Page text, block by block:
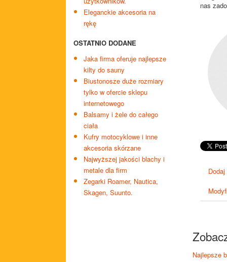
Eleganckie akcesoria na
rękę
OSTATNIO DODANE
Jaka firma oferuje najlepsze
kilty do sauny
Biustonosze duże rozmiary
tylko w ofercie sklepu
internetowego
Balsamy i żele do całego
ciała
Kufry motocyklowe i inne
akcesoria skórzane
Najwyższej jakości blachy i
metale dla firm
Zegarki Roamer, Nautica,
Skagen, Suunto.
nas
Najlepsze